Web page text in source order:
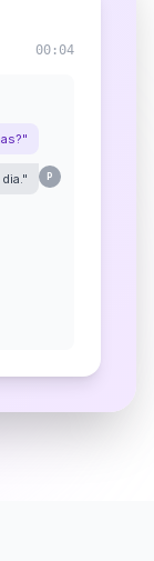
00:06
P